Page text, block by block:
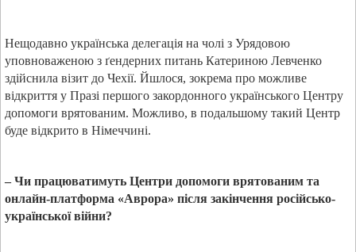
Нещодавно українська делегація на чолі з Урядовою
уповноваженою з ґендерних питань Катериною Левченко
здійснила візит до Чехії. Йшлося, зокрема про можливе
відкриття у Празі першого закордонного українського Центру
допомоги врятованим. Можливо, в подальшому такий Центр
буде відкрито в Німеччині.
– Чи працюватимуть Центри допомоги врятованим та
онлайн-платформа «Аврора» після закінчення російсько-
української війни?